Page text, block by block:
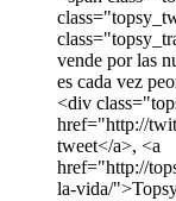
vende por las
es cada vez
<div
href="http://
tweet</a>, <a
href="http://
la-vida/